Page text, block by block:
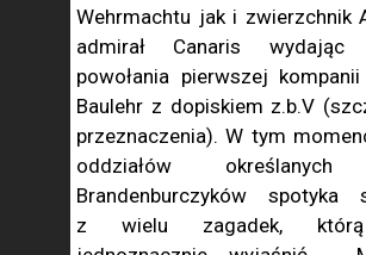
Wehrmachtu jak i zwierzchnik
admirał Canaris wydając
powołania pierwszej
Baulehr z dopiskiem z.b.V
przeznaczenia). W tym
oddziałów określanych
Brandenburczyków spotyka
z wielu zagadek,